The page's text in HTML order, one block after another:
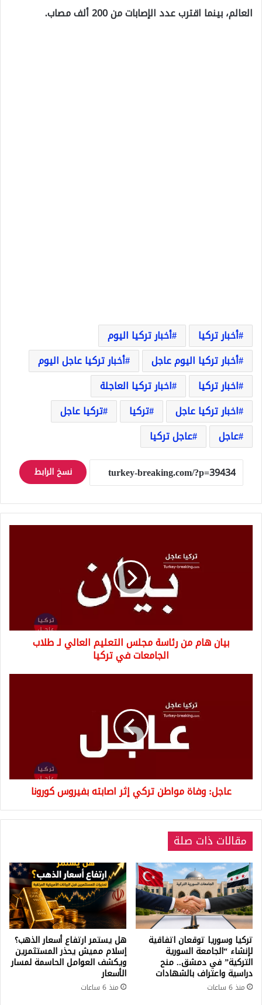
العالم، بينما اقترب عدد الإصابات من 200 ألف مصاب.
أخبار تركيا
أخبار تركيا اليوم
أخبار تركيا اليوم عاجل
أخبار تركيا عاجل اليوم
اخبار تركيا
اخبار تركيا العاجلة
اخبار تركيا عاجل
تركيا
تركيا عاجل
عاجل
عاجل تركيا
نسخ الرابط
طلاب
الجامعاتبيان هام من رئاسة مجلس التعليم العالي لـ طلاب
الجامعات في تركيا
عاجل: وفاة مواطن تركي إثر اصابته بفيروس كورونا
مقالات ذات صلة
تركيا وسوريا توقعان اتفاقية
لإنشاء “الجامعة السورية
التركية” في دمشق.. منح
دراسية واعتراف بالشهادات
منذ 6 ساعات
هل يستمر ارتفاع أسعار الذهب؟
إسلام مميش يحذر المستثمرين
ويكشف العوامل الحاسمة لمسار
الأسعار
منذ 6 ساعات